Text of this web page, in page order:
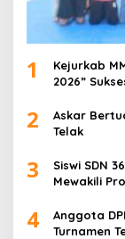
1
Kejurkab
2026”
2
Askar
Telak
3
Siswi SDN
Mewakili
4
Anggota
Turnamen